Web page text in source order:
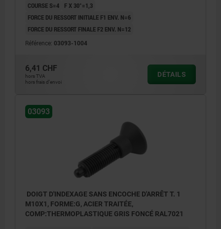
COURSE S=4
F X 30°=1,3
FORCE DU RESSORT INITIALE F1 ENV. N=6
FORCE DU RESSORT FINALE F2 ENV. N=12
Référence: 03093-1004
6,41 CHF
hors TVA
hors frais d’envoi
DÉTAILS
03093
DOIGT D'INDEXAGE SANS ENCOCHE D'ARRÊT T. 1
M10X1, FORME:G, ACIER TRAITÉE,
COMP:THERMOPLASTIQUE GRIS FONCÉ RAL7021